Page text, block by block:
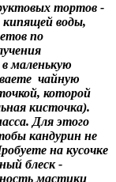
тортов -
кипящей воды,
по
маленькую
чайную
которой
кисточка).
Для этого
кандурин не
на кусочке
блеск -
мастики